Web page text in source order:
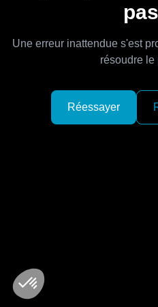
Une erreur inattendue s'est
résoudre le
Réessayer